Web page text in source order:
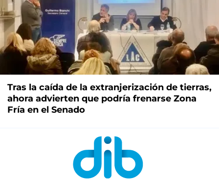
Tras la caída de la extranjerización de tierras,
ahora advierten que podría frenarse Zona
Fría en el Senado